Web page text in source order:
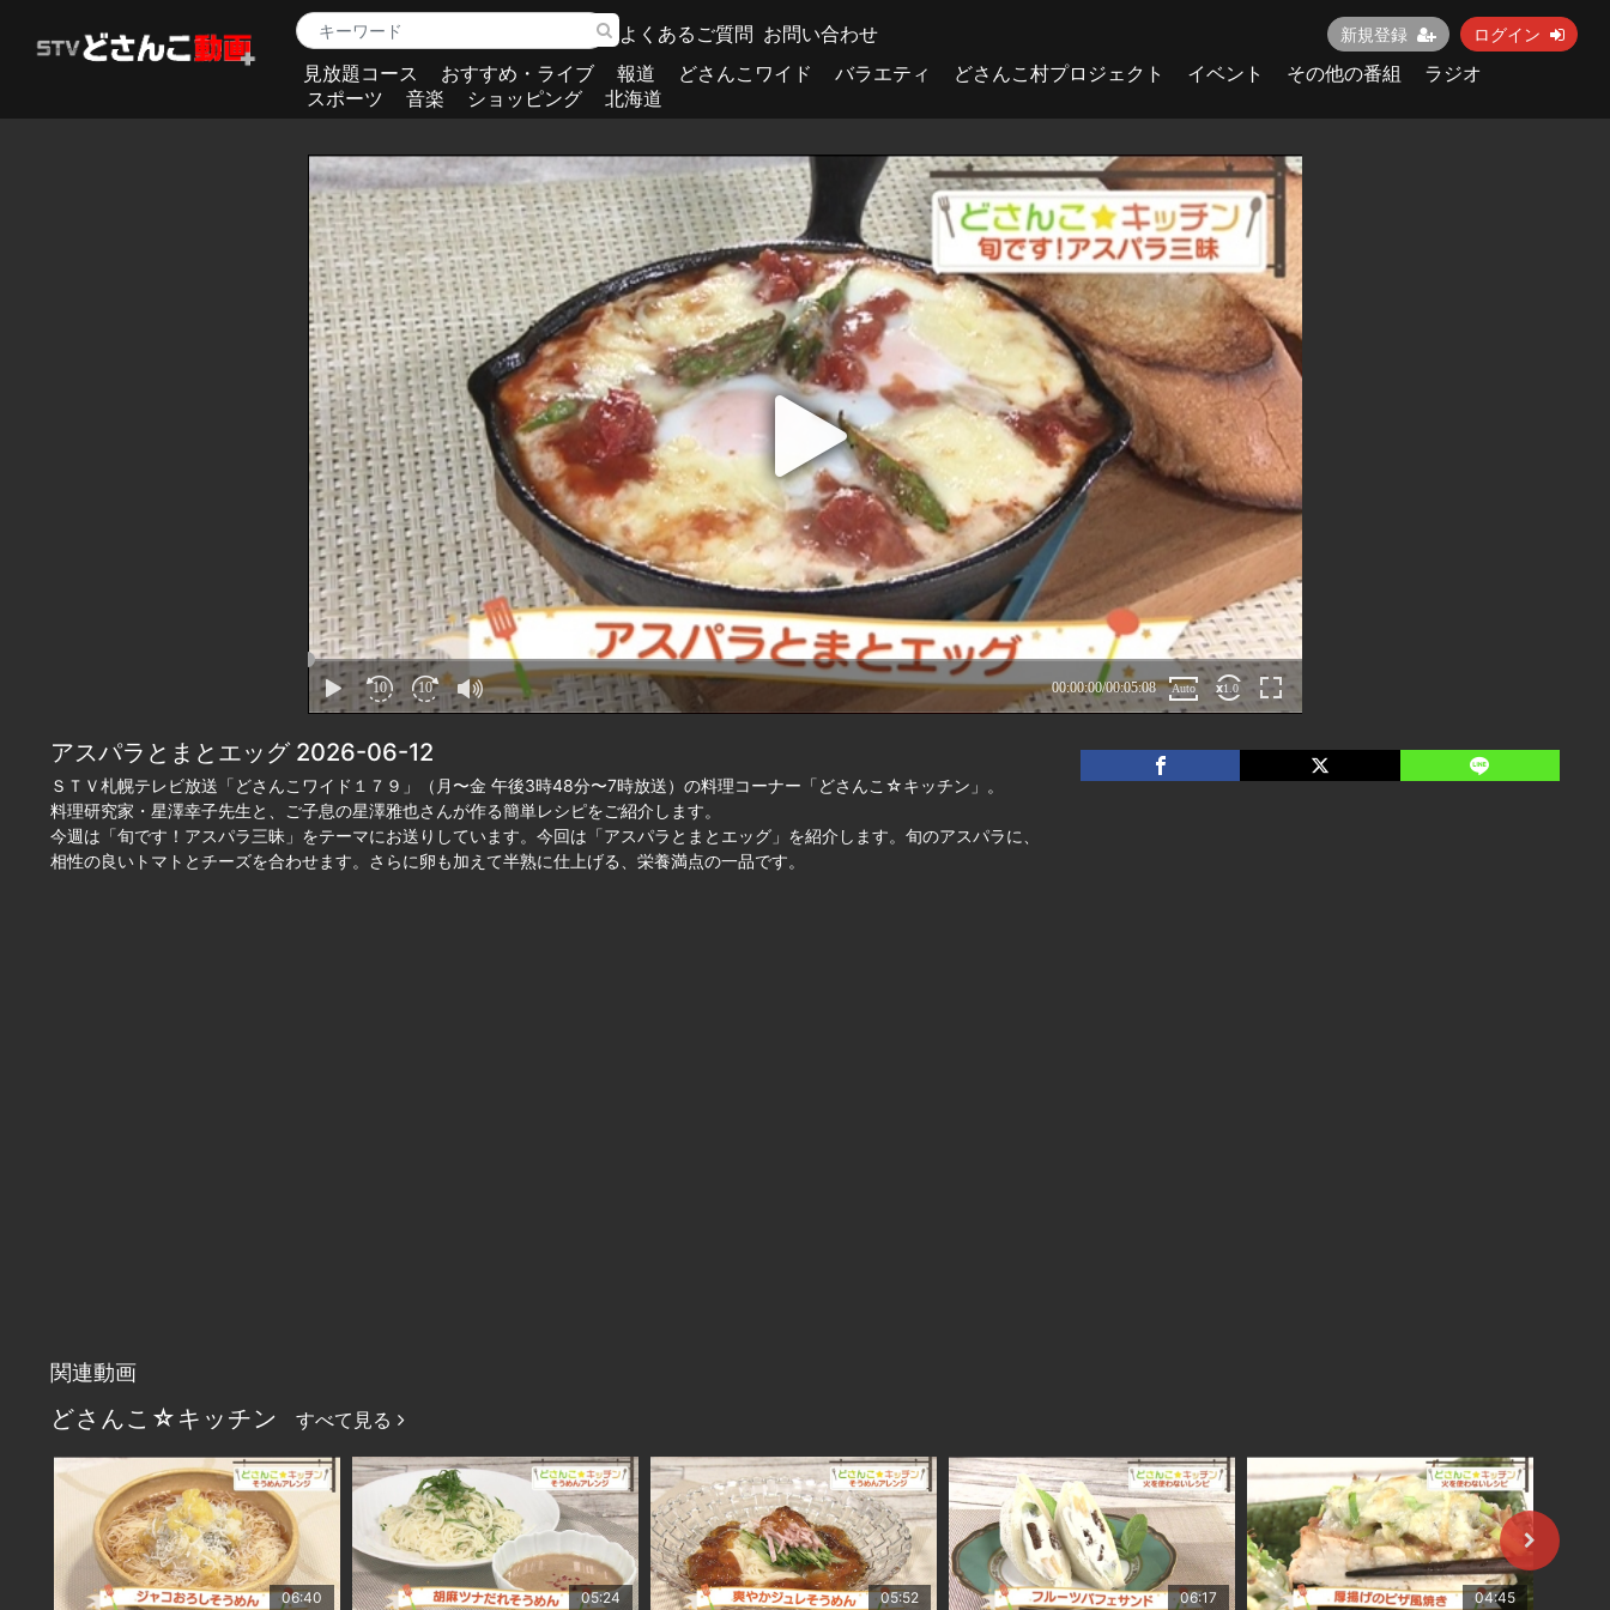
よくあるご質問 お問い合わせ 新規登録 ログイン
見放題コース おすすめ・ライブ 報道 どさんこワイド バラエティ どさんこ村プロジェクト イベント その他の番組
ラジオ
スポーツ
音楽 ショッピング 北海道
アスパラとまとエッグ 2026-06-12
ＳＴＶ札幌テレビ放送「どさんこワイド１７９」（月〜金 午後3時48分〜7時放送）の料理コーナー「どさんこ☆キッチン」。
料理研究家・星澤幸子先生と、ご子息の星澤雅也さんが作る簡単レシピをご紹介します。
今週は「旬です！アスパラ三昧」をテーマにお送りしています。今回は「アスパラとまとエッグ」を紹介します。旬のアスパラに、
相性の良いトマトとチーズを合わせます。さらに卵も加えて半熟に仕上げる、栄養満点の一品です。
関連動画
どさんこ☆キッチン すべて見る
06:40 05:24 05:52 06:17 04:45